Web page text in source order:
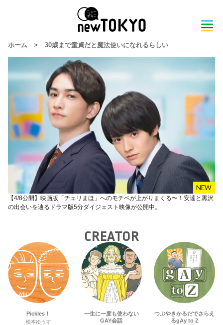
ホーム > 30歳まで童貞だと魔法使いになれるらしい
【4/8公開】映画版「チェリまほ」へのモチベが上がりまくる〜！安達と黒沢
の出会いを辿るドラマ版5分ダイジェスト映像が公開中。
CREATOR
Pickles！
松本ゆうす
一生に一度も使わない
GAY会話
つぶやきかるだでさらえ
るgAy to Z